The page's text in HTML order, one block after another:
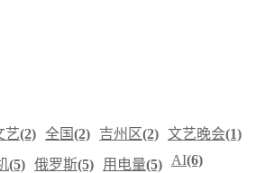
艺(2) 全国(2) 吉州区(2) 文艺晚会(1)
(5) 俄罗斯(5) 用电量(5) AI(6)